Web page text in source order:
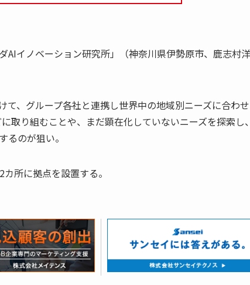
AIイノベーション研究所」（神奈川県伊勢原市、鹿志村
、グループ各社と連携し世界中の地域別ニーズに合わ
取り組むことや、まだ顕在化していないニーズを探索し
るのが狙い。
所に拠点を設置する。